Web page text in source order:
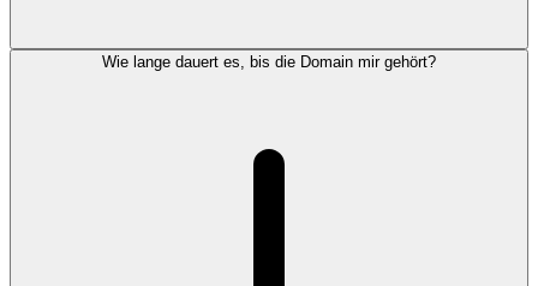
Wie lange dauert es, bis die Domain mir gehört?